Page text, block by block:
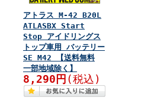
アトラス M-42 B20L
ATLASBX Start
Stop アイドリングス
トップ車用 バッテリー
SE M42 【送料無料
一部地域除く】
8,290円 (税込)